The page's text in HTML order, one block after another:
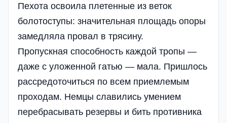
Пехота освоила плетенные из веток
болотоступы: значительная площадь опоры
замедляла провал в трясину.
Пропускная способность каждой тропы —
даже с уложенной гатью — мала. Пришлось
рассредоточиться по всем приемлемым
проходам. Немцы славились умением
перебрасывать резервы и бить противника